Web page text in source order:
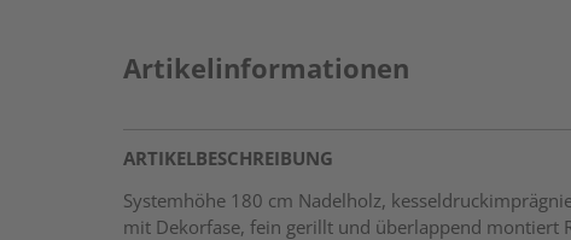
Artikelinformationen
ARTIKELBESCHREIBUNG
Systemhöhe 180 cm Nadelholz,
mit Dekorfase, fein gerillt und überlappend montiert